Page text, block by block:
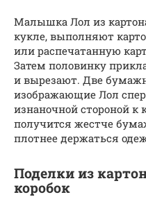
Малышка Лол из
кукле, выполняют
или распечатанную
Затем половинку
и вырезают. Две
изображающие Лол
изнаночной стороной к
получится жестче
плотнее держаться
Поделки из
коробок